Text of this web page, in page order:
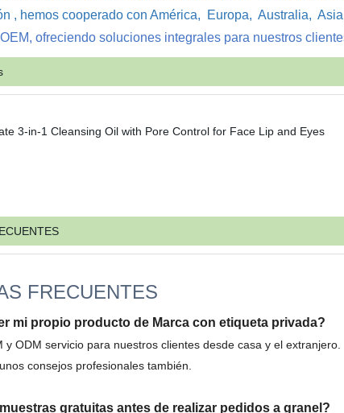
, hemos cooperado con América, Europa, Australia,
ofreciendo soluciones integrales para nuestros
FRECUENTES
mi propio producto de Marca con etiqueta privada?
y ODM servicio para nuestros clientes desde casa y el extranjero.
consejos profesionales también.
gratuitas antes de realizar pedidos a granel?